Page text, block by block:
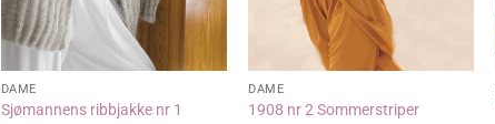
DAME
Sjømannens ribbjakke nr 1
DAME
1908 nr 2 Sommerstriper